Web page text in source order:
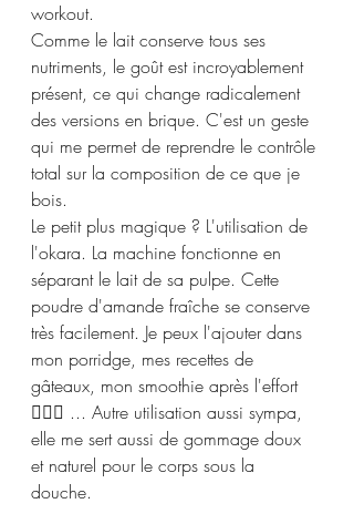
workout.
Comme le lait conserve tous ses
nutriments, le goût est incroyablement
présent, ce qui change radicalement
des versions en brique. C'est un geste
qui me permet de reprendre le contrôle
total sur la composition de ce que je
bois.
Le petit plus magique ? L'utilisation de
l'okara. La machine fonctionne en
séparant le lait de sa pulpe. Cette
poudre d'amande fraîche se conserve
très facilement. Je peux l'ajouter dans
mon porridge, mes recettes de
gâteaux, mon smoothie après l'effort
🚴🏻‍♀️ ... Autre utilisation aussi sympa,
elle me sert aussi de gommage doux
et naturel pour le corps sous la
douche.